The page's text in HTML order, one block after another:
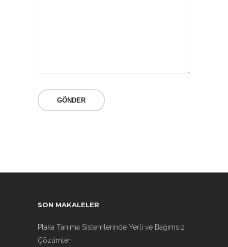
SON MAKALELER
Plaka Tanıma Sistemlerinde Yerli ve Bağımsız
Çözümler